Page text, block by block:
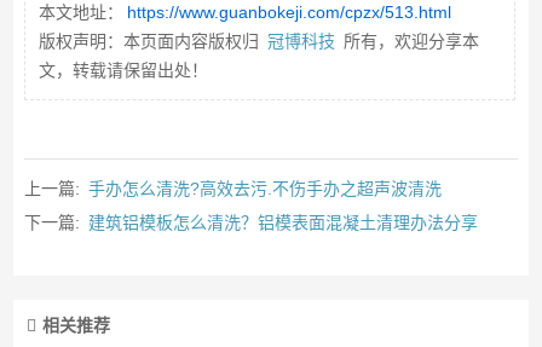
本文地址：
https://www.guanbokeji.com/cpzx/513.html
版权声明：本页面内容版权归 冠博科技 所有，欢迎分享本
文，转载请保留出处！
上一篇: 手办怎么清洗?高效去污.不伤手办之超声波清洗
下一篇: 建筑铝模板怎么清洗？铝模表面混凝土清理办法分享
相关推荐